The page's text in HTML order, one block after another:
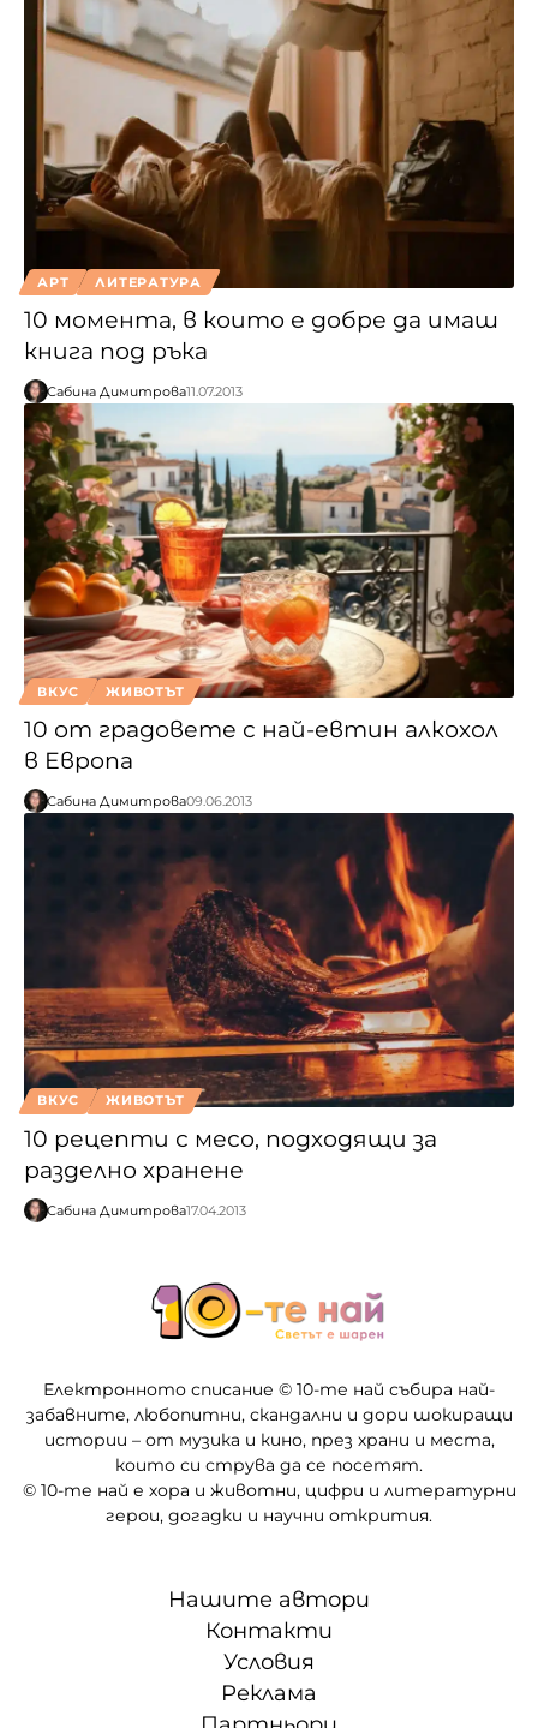
АРТ ЛИТЕРАТУРА
10 момента, в които е добре да имаш
книга под ръка
Сабина Димитрова11.07.2013
ВКУС ЖИВОТЪТ
10 от градовете с най-евтин алкохол
в Европа
Сабина Димитрова09.06.2013
ВКУС ЖИВОТЪТ
10 рецепти с месо, подходящи за
разделно хранене
Сабина Димитрова17.04.2013
Електронното списание © 10-те най събира най-
забавните, любопитни, скандални и дори шокиращи
истории – от музика и кино, през храни и места,
които си струва да се посетят.
© 10-те най е хора и животни, цифри и литературни
герои, догадки и научни открития.
Нашите автори
Контакти
Условия
Реклама